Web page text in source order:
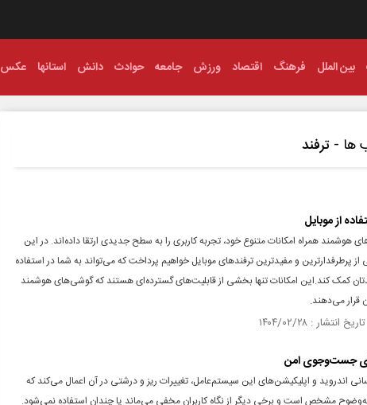
بین الملل فرهنگ اقتصاد ورزش جامعه حوادث دانش استانها عکس
ها - ترفند
از موبایل
هوشمند همراه امکانات متنوع خود، تجربه کاربری را به سطح جدیدی ارتقا داده‌اند. در این
پرطرفدارترین و مفیدترین ترفندهای موبایل خواهیم پرداخت که می‌تواند به شما در استفاده
کمک کند.این امکانات تنها بخشی از قابلیت‌های گسترده‌ای هستند که گوشی‌های هوشمند
قرار می‌دهند.
اندروید و اپلیکیشن‌های این سیستم‌عامل، تغییرات ریز و درشتی در آن اعمال می‌کند که
به‌وضوح مشخص‌ است و برخی دیگر از نگاه کاربران مخفی می‌ماند یا چندان استفاده نمی‌شود.